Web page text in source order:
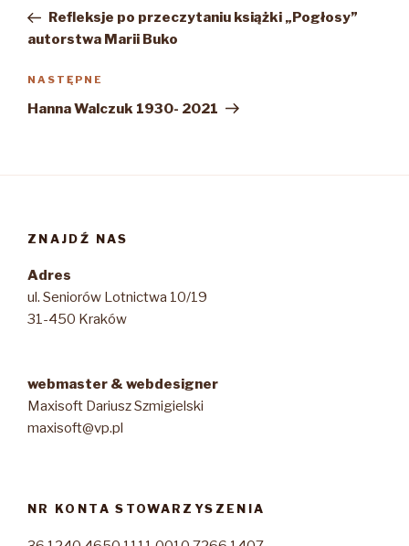
wpisRefleksje po przeczytaniu książki „Pogłosy”
autorstwa Marii Buko
Następny
wpis
NASTĘPNE
Hanna Walczuk 1930- 2021
ZNAJDŹ NAS
Adres
ul. Seniorów Lotnictwa 10/19
31-450 Kraków
webmaster & webdesigner
Maxisoft Dariusz Szmigielski
maxisoft@vp.pl
NR KONTA STOWARZYSZENIA